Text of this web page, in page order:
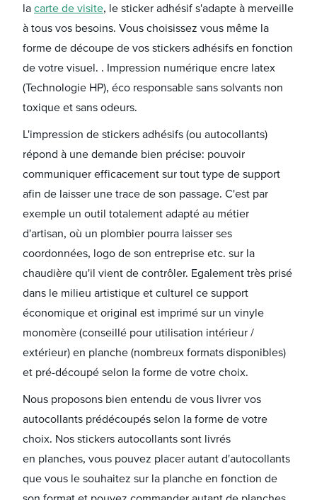
la carte de visite, le sticker adhésif s'adapte à merveille
à tous vos besoins. Vous choisissez vous même la
forme de découpe de vos stickers adhésifs en fonction
de votre visuel. . Impression numérique encre latex
(Technologie HP), éco responsable sans solvants non
toxique et sans odeurs.
L'impression de stickers adhésifs (ou autocollants)
répond à une demande bien précise: pouvoir
communiquer efficacement sur tout type de support
afin de laisser une trace de son passage. C'est par
exemple un outil totalement adapté au métier
d'artisan, où un plombier pourra laisser ses
coordonnées, logo de son entreprise etc. sur la
chaudière qu'il vient de contrôler. Egalement très prisé
dans le milieu artistique et culturel ce support
économique et original est imprimé sur un vinyle
monomère (conseillé pour utilisation intérieur /
extérieur) en planche (nombreux formats disponibles)
et pré-découpé selon la forme de votre choix.
Nous proposons bien entendu de vous livrer vos
autocollants prédécoupés selon la forme de votre
choix. Nos stickers autocollants sont livrés
en planches, vous pouvez placer autant d'autocollants
que vous le souhaitez sur la planche en fonction de